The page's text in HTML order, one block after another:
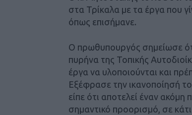
στα Τρίκαλα με τα έργα που
όπως επισήμανε.
Ο πρωθυπουργός σημείωσε
πυρήνα της Τοπικής
έργα να υλοποιούνται και
Εξέφρασε την ικανοποίησή
είπε ότι αποτελεί έναν
σημαντικό προορισμό, σε